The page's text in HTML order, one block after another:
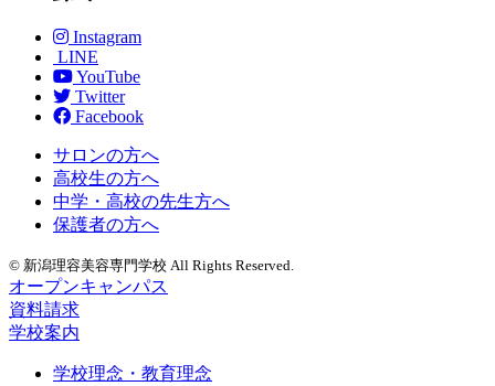
Instagram
LINE
YouTube
Twitter
Facebook
サロンの方へ
高校生の方へ
中学・高校の先生方へ
保護者の方へ
© 新潟理容美容専門学校 All Rights Reserved.
オープンキャンパス
資料請求
学校案内
学校理念・教育理念